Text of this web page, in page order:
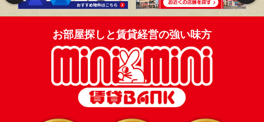
お部屋探しと賃貸経営の強い味方